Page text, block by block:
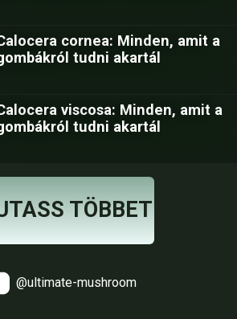
cornea: Minden, amit a
tudni akartál
viscosa: Minden, amit a
tudni akartál
TÖBBET
@ultimate-mushroom